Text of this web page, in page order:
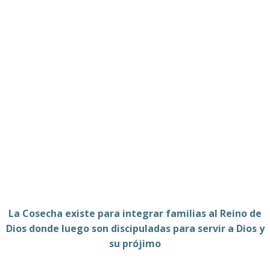
La Cosecha existe para integrar familias al Reino de
Dios donde luego son discipuladas para servir a Dios y
su prójimo